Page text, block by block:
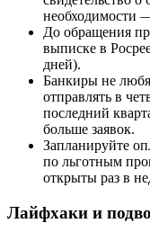
необходимости
До обращения
выписке в
дней).
Банкиры не
отправлять в
последний
больше заявок.
Запланируйте
по льготным
открыты раз в
Лайфхаки и